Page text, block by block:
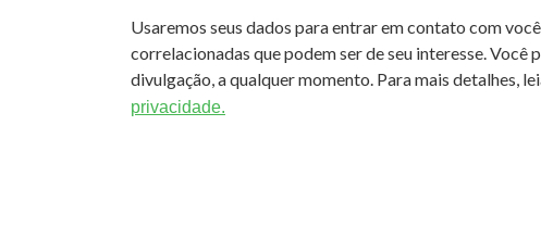
Usaremos seus dados para entrar em contato com
correlacionadas que podem ser de seu interesse. Você
divulgação, a qualquer momento. Para mais detalhes,
privacidade.